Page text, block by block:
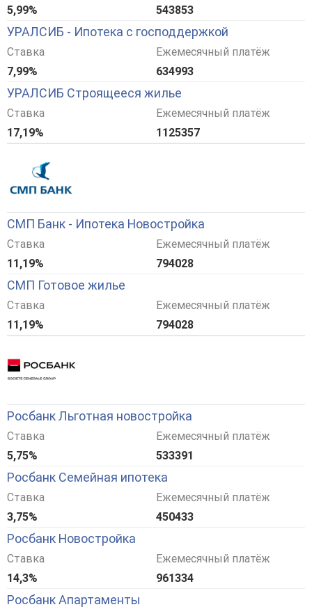
5,99% 543853
УРАЛСИБ - Ипотека с господдержкой
Ставка
7,99%
Ежемесячный платёж
634993
УРАЛСИБ Строящееся жилье
Ставка
17,19%
Ежемесячный платёж
1125357
СМП Банк - Ипотека Новостройка
Ставка
11,19%
Ежемесячный платёж
794028
СМП Готовое жилье
Ставка
11,19%
Ежемесячный платёж
794028
Росбанк Льготная новостройка
Ставка
5,75%
Ежемесячный платёж
533391
Росбанк Семейная ипотека
Ставка
3,75%
Ежемесячный платёж
450433
Росбанк Новостройка
Ставка
14,3%
Ежемесячный платёж
961334
Росбанк Апартаменты